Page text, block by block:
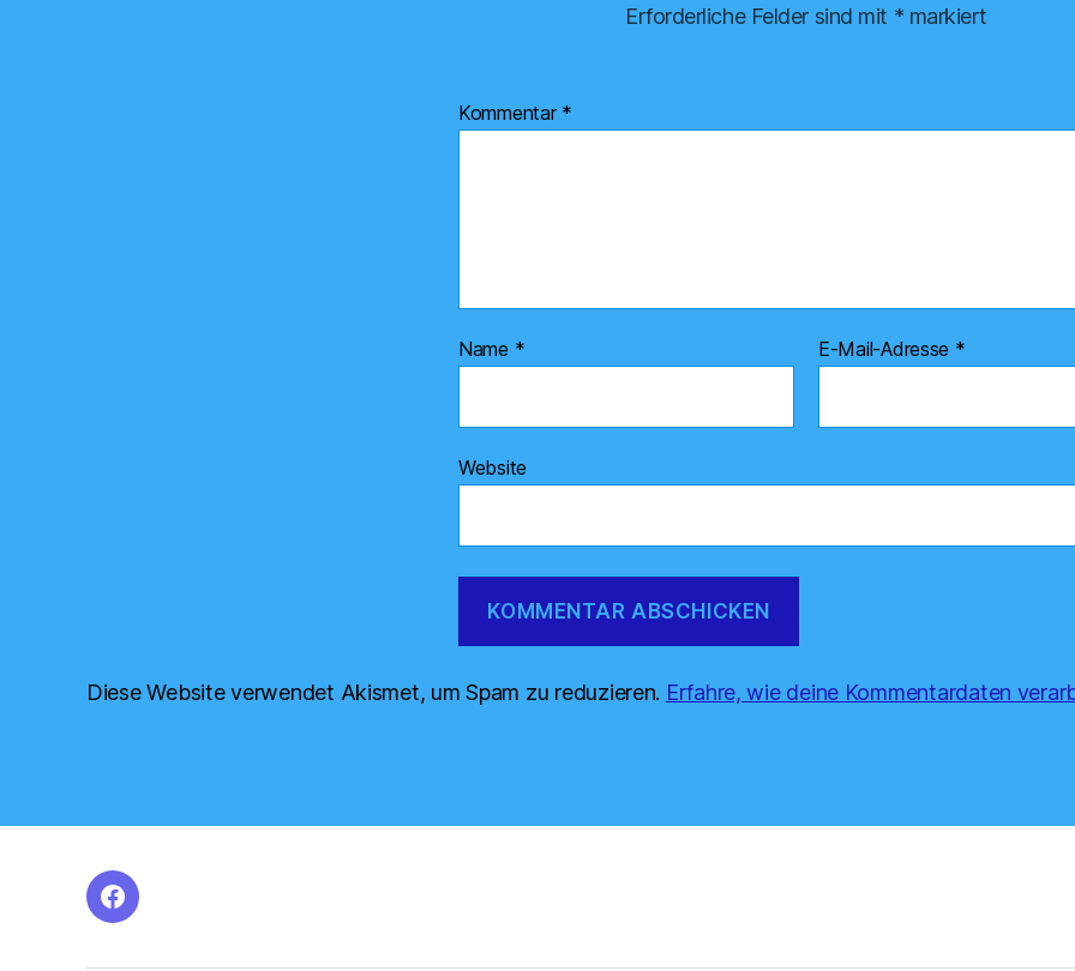
Erforderliche Felder sind mit *markiert
Kommentar *
Name * E-Mail-Adresse *
Website
Diese Website verwendet Akismet, um Spam zu reduzieren. Erfahre, wie deine Kommentardaten
facebook